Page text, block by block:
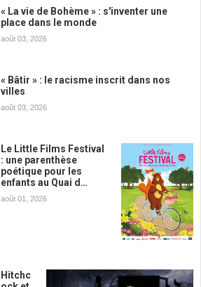
« La vie de Bohème » : s'inventer une
place dans le monde
août 03, 2026
« Bâtir » : le racisme inscrit dans nos
villes
août 03, 2026
Le Little Films Festival
: une parenthèse
poétique pour les
enfants au Quai d…
août 01, 2026
Hitchc